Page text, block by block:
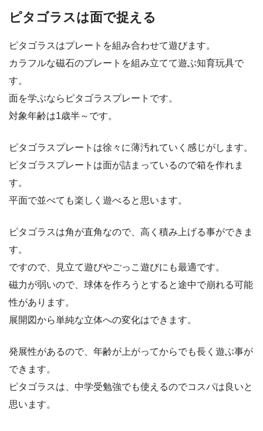
ピタゴラスは面で捉える
ピタゴラスはプレートを組み合わせて遊びます。
カラフルな磁石のプレートを組み立てて遊ぶ知育玩具で
す。
面を学ぶならピタゴラスプレートです。
対象年齢は1歳半～です。
ピタゴラスプレートは徐々に薄汚れていく感じがします。
ピタゴラスプレートは面が詰まっているので箱を作れま
す。
平面で並べても楽しく遊べると思います。
ピタゴラスは角が直角なので、高く積み上げる事ができま
す。
ですので、見立て遊びやごっこ遊びにも最適です。
磁力が弱いので、球体を作ろうとすると途中で崩れる可能
性があります。
展開図から単純な立体への変化はできます。
発展性があるので、年齢が上がってからでも長く遊ぶ事が
できます。
ピタゴラスは、中学受勉強でも使えるのでコスパは良いと
思います。